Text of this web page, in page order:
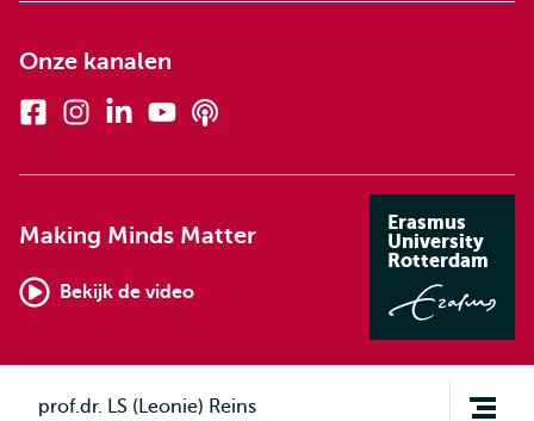
Open
prof.dr. LS (Leonie) Reins
Onze kanalen
FacebookInstagramLinkedinYoutube
Making Minds Matter
Bekijk de video
Erasmus
University
Rotterdam